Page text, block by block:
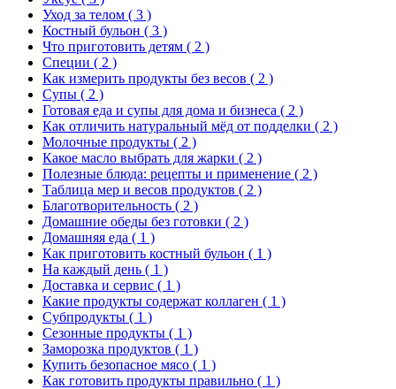
Уход за телом ( 3 )
Костный бульон ( 3 )
Что приготовить детям ( 2 )
Специи ( 2 )
Как измерить продукты без весов ( 2 )
Супы ( 2 )
Готовая еда и супы для дома и бизнеса ( 2 )
Как отличить натуральный мёд от подделки ( 2 )
Молочные продукты ( 2 )
Какое масло выбрать для жарки ( 2 )
Полезные блюда: рецепты и применение ( 2 )
Таблица мер и весов продуктов ( 2 )
Благотворительность ( 2 )
Домашние обеды без готовки ( 2 )
Домашняя еда ( 1 )
Как приготовить костный бульон ( 1 )
На каждый день ( 1 )
Доставка и сервис ( 1 )
Какие продукты содержат коллаген ( 1 )
Субпродукты ( 1 )
Сезонные продукты ( 1 )
Заморозка продуктов ( 1 )
Купить безопасное мясо ( 1 )
Как готовить продукты правильно ( 1 )